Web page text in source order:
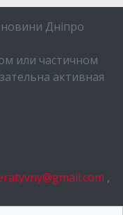
Дніпро
или частичном
активная
,